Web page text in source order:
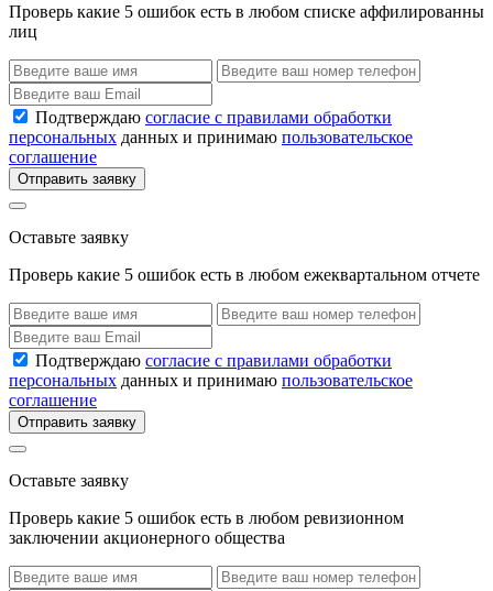
Проверь какие 5 ошибок есть в любом списке аффилированны
лиц
Подтверждаю согласие с правилами обработки
персональных данных и принимаю пользовательское
соглашение
Отправить заявку
Оставьте заявку
Проверь какие 5 ошибок есть в любом ежеквартальном отчете
Подтверждаю согласие с правилами обработки
персональных данных и принимаю пользовательское
соглашение
Отправить заявку
Оставьте заявку
Проверь какие 5 ошибок есть в любом ревизионном
заключении акционерного общества